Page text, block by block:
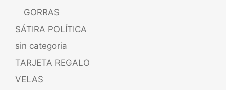
GORRAS
SÁTIRA POLÍTICA
sin categoria
TARJETA REGALO
VELAS